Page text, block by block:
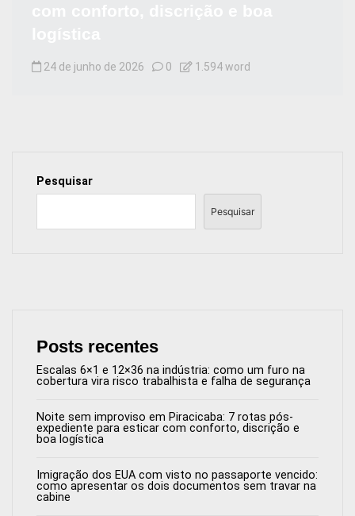
24 de junho de 2026 0 1.594 word
Pesquisar
Pesquisar
Posts recentes
Escalas 6×1 e 12×36 na indústria: como um furo na
cobertura vira risco trabalhista e falha de segurança
Noite sem improviso em Piracicaba: 7 rotas pós-
expediente para esticar com conforto, discrição e
boa logística
Imigração dos EUA com visto no passaporte vencido:
como apresentar os dois documentos sem travar na
cabine